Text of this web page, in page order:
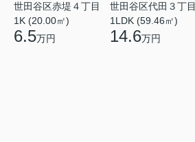
世田谷区赤堤４丁目
1K (20.00㎡)
6.5万円
世田谷区代田３丁目
1LDK (59.46㎡)
14.6万円